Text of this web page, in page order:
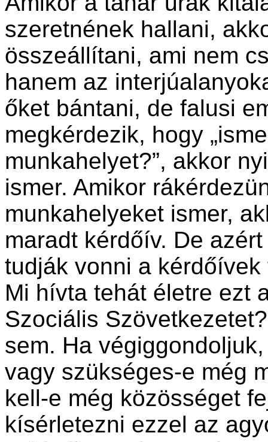
szeret­né­nek hallani,
össze­ál­lítani, ami nem
hanem az
őket bán­tani, de falusi
megkérdezik, hogy
munkahelyet?”, akkor
ismer. Amikor
munkahelyeket ismer,
maradt kérdőív. De
tudják vonni a
Mi hívta tehát életre ezt
Szociális
sem. Ha
vagy szükséges-e még
kell-e még közösséget
kísérle­tezni ezzel az